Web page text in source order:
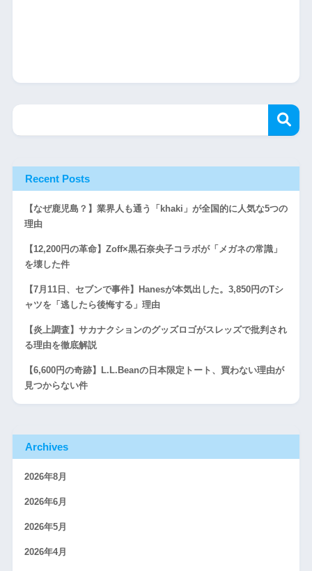
Recent Posts
【なぜ鹿児島？】業界人も通う「khaki」が全国的に人気な5つの
理由
【12,200円の革命】Zoff×黒石奈央子コラボが「メガネの常識」
を壊した件
【7月11日、セブンで事件】Hanesが本気出した。3,850円のTシ
ャツを「逃したら後悔する」理由
【炎上調査】サカナクションのグッズロゴがスレッズで批判され
る理由を徹底解説
【6,600円の奇跡】L.L.Beanの日本限定トート、買わない理由が
見つからない件
Archives
2026年8月
2026年6月
2026年5月
2026年4月